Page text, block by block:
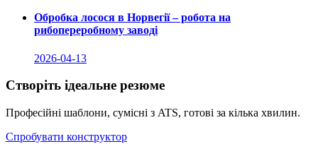
Обробка лосося в Норвегії – робота на
рибопереробному заводі
2026-04-13
Створіть ідеальне резюме
Професійні шаблони, сумісні з ATS, готові за кілька хвилин.
Спробувати конструктор